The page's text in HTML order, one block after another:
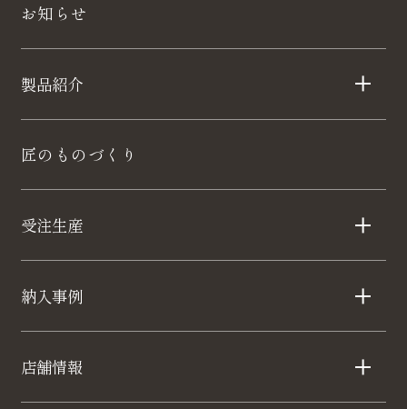
お知らせ
製品紹介
匠のものづくり
受注生産
納入事例
店舗情報